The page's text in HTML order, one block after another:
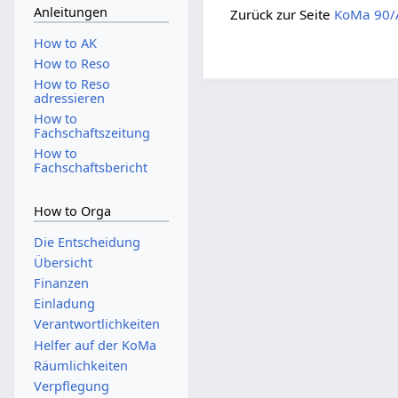
Zurück zur Seite KoMa 90/
Anleitungen
How to AK
How to Reso
How to Reso
adressieren
How to
Fachschaftszeitung
How to
Fachschaftsbericht
How to Orga
Die Entscheidung
Übersicht
Finanzen
Einladung
Verantwortlichkeiten
Helfer auf der KoMa
Räumlichkeiten
Verpflegung